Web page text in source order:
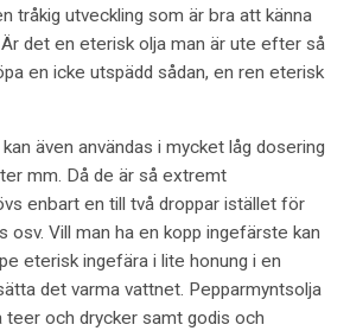
tråkig utveckling som är bra att känna
det en eterisk olja man är ute efter så
en icke utspädd sådan, en ren eterisk
även användas i mycket låg dosering
mm. Då de är så extremt
enbart en till två droppar istället för
osv. Vill man ha en kopp ingefärste kan
eterisk ingefära i lite honung i en
det varma vattnet. Pepparmyntsolja
teer och drycker samt godis och